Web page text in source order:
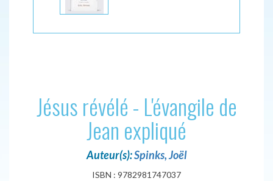
Jésus révélé - L'évangile de
Jean expliqué
Auteur(s):Spinks, Joël
ISBN : 9782981747037